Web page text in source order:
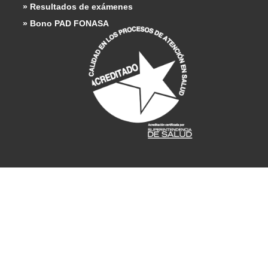
» Resultados de exámenes
» Bono PAD FONASA